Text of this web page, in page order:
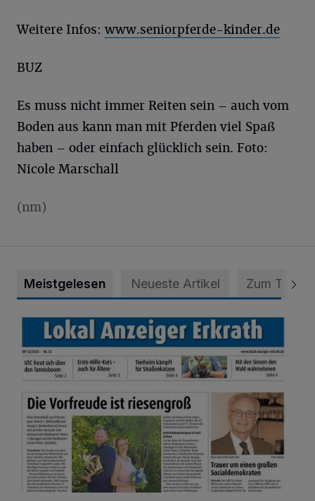
Weitere Infos: www.seniorpferde-kinder.de
BUZ
Es muss nicht immer Reiten sein – auch vom
Boden aus kann man mit Pferden viel Spaß
haben – oder einfach glücklich sein. Foto:
Nicole Marschall
(nm)
Meistgelesen Neueste Artikel Zum Thema
Die aktuelle Ausgabe – jetzt schon online